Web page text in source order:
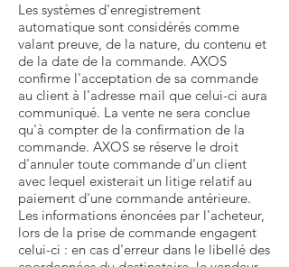
Les systèmes d'enregistrement
automatique sont considérés comme
valant preuve, de la nature, du contenu et
de la date de la commande. AXOS
confirme l'acceptation de sa commande
au client à l'adresse mail que celui-ci aura
communiqué. La vente ne sera conclue
qu'à compter de la confirmation de la
commande. AXOS se réserve le droit
d'annuler toute commande d'un client
avec lequel existerait un litige relatif au
paiement d'une commande antérieure.
Les informations énoncées par l'acheteur,
lors de la prise de commande engagent
celui-ci : en cas d'erreur dans le libellé des